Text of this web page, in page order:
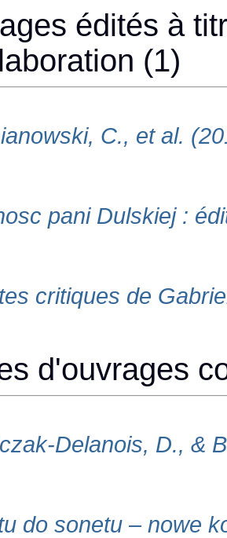
édités à
(1)
C., et al.
pani Dulskiej :
critiques de
d'ouvrages
Delanois, D., &
do sonetu – nowe